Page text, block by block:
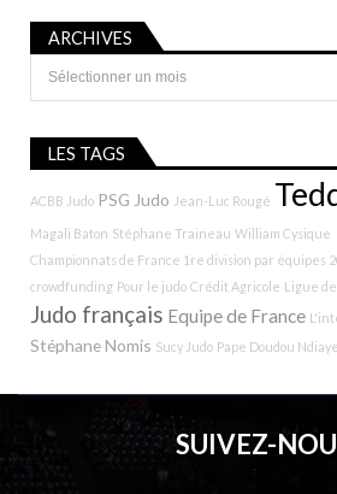
ARCHIVES
Archives
LES TAGS
ACBB Judo PSG Judo Jean-Luc Rougé
Magali Baton Stéphane Traineau William Cysique
Championnats de France 1re division par équipes
crowdfunding Pour le judo Crédit Agricole Ligue
Judo français Equipe de France
Stéphane Nomis Sucy Judo Pape Doudou Ndiaye
SUIVEZ-